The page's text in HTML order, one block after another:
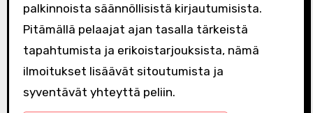
palkinnoista säännöllisistä kirjautumisista.
Pitämällä pelaajat ajan tasalla tärkeistä
tapahtumista ja erikoistarjouksista, nämä
ilmoitukset lisäävät sitoutumista ja
syventävät yhteyttä peliin.